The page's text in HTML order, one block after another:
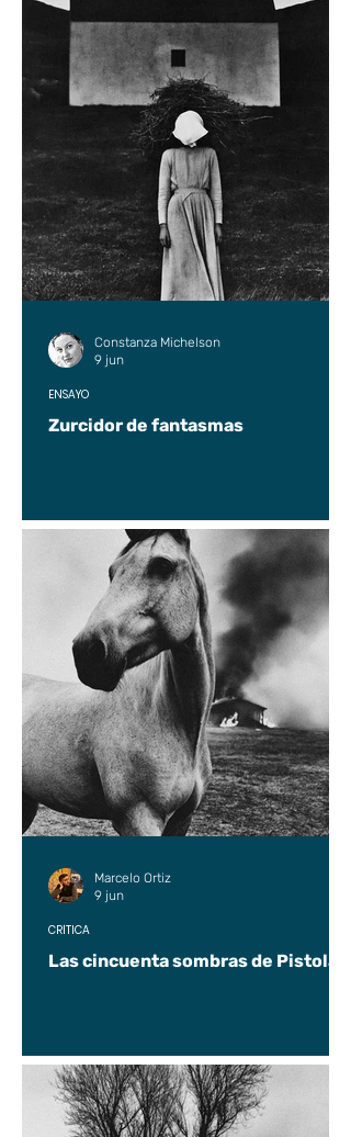
Zurcidor de fantasmas
ENSAYO
Constanza Michelson
9 jun
Las cincuenta sombras de Pistolas
CRÍTICA
Marcelo Ortiz
9 jun